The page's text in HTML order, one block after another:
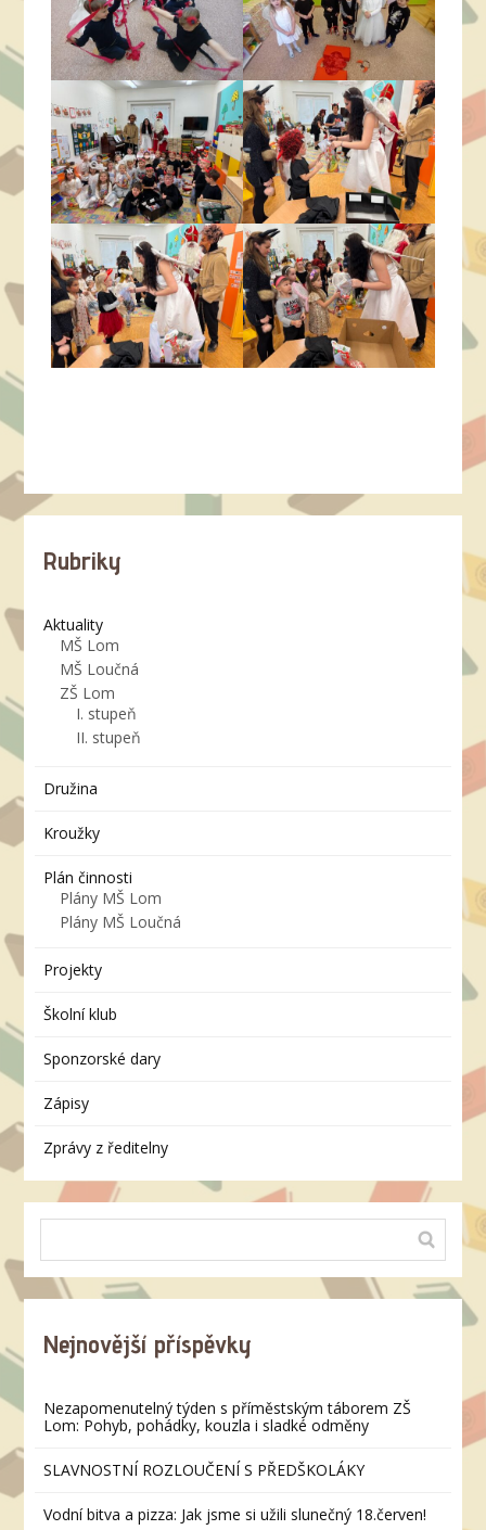
Rubriky
Aktuality
MŠ Lom
MŠ Loučná
ZŠ Lom
I. stupeň
II. stupeň
Družina
Kroužky
Plán činnosti
Plány MŠ Lom
Plány MŠ Loučná
Projekty
Školní klub
Sponzorské dary
Zápisy
Zprávy z ředitelny
Nejnovější příspěvky
Nezapomenutelný týden s příměstským táborem ZŠ
Lom: Pohyb, pohádky, kouzla i sladké odměny
SLAVNOSTNÍ ROZLOUČENÍ S PŘEDŠKOLÁKY
Vodní bitva a pizza: Jak jsme si užili slunečný 18.červen!